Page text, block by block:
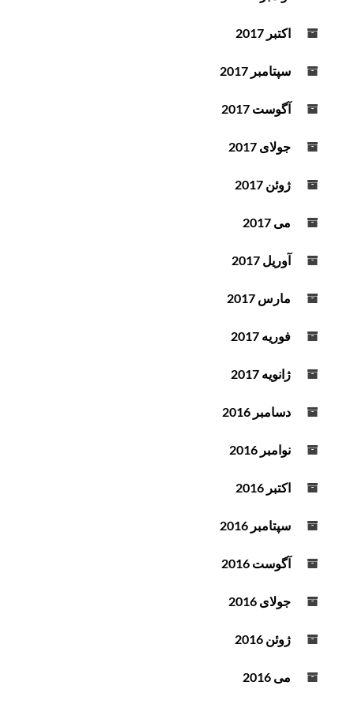
اکتبر 2017
سپتامبر 2017
آگوست 2017
جولای 2017
ژوئن 2017
می 2017
آوریل 2017
مارس 2017
فوریه 2017
ژانویه 2017
دسامبر 2016
نوامبر 2016
اکتبر 2016
سپتامبر 2016
آگوست 2016
جولای 2016
ژوئن 2016
می 2016